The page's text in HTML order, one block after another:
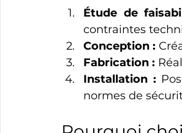
Étude de
contraintes
Conception :
Fabrication :
Installation :
normes de